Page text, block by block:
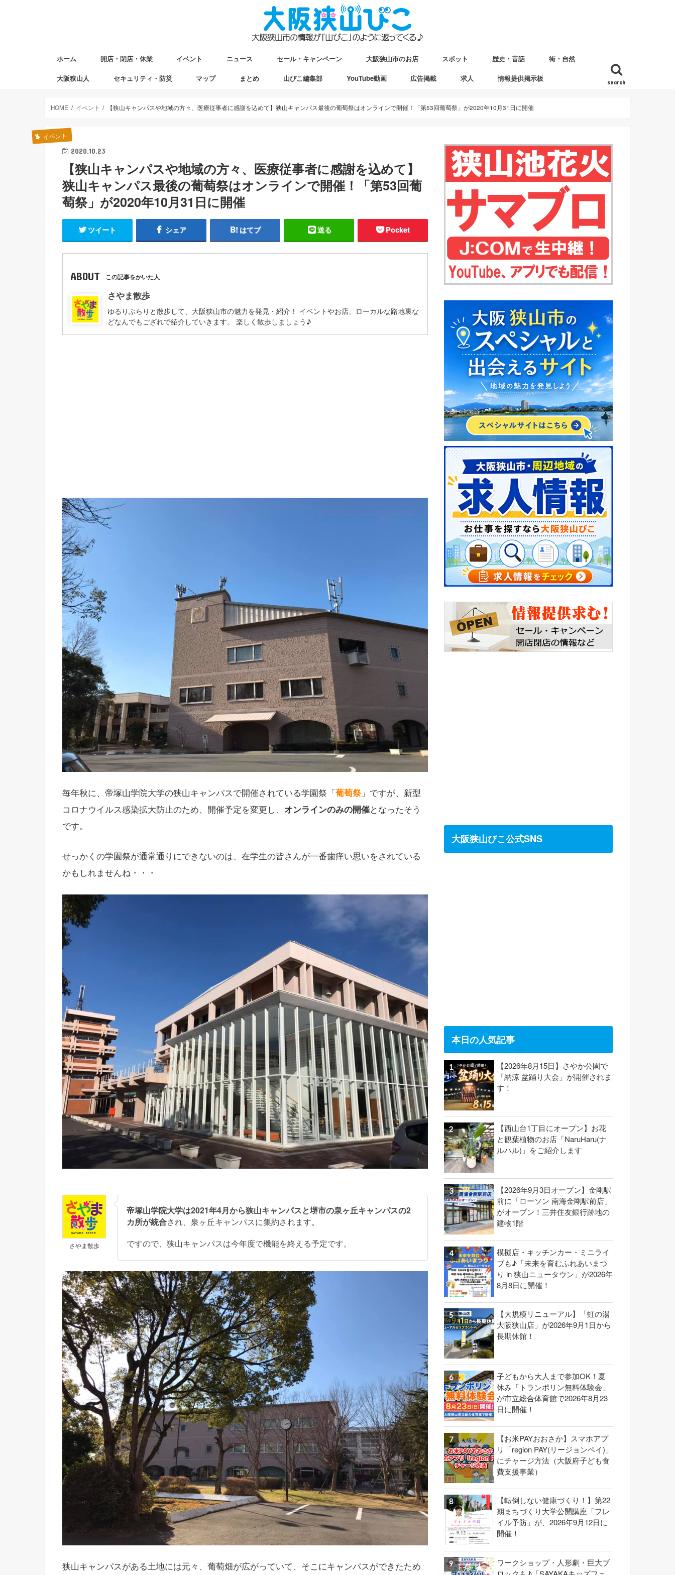
search
ホーム 開店・閉店・休業 イベント ニュース セール・キャンペーン 大阪狭山市のお店 スポット 歴史・昔話 街・自然
大阪狭山人 セキュリティ・防災 マップ まとめ 山びこ編集部 YouTube動画 広告掲載 求人 情報提供掲示板
HOME イベント 【狭山キャンパスや地域の方々、医療従事者に感謝を込めて】狭山キャンパス最後の葡萄祭はオンラインで開催！「第53回葡萄祭」が2020年10月31日に開催
イベント
2020.10.23
【狭山キャンパスや地域の方々、医療従事者に感謝を込めて】
狭山キャンパス最後の葡萄祭はオンラインで開催！「第53回葡
萄祭」が2020年10月31日に開催
ツイート シェア はてブ 送る Pocket
ABOUT この記事をかいた人
さやま散歩
ゆるりぶらりと散歩して、大阪狭山市の魅力を発見・紹介！ イベントやお店、ローカルな路地裏な
どなんでもござれで紹介していきます。 楽しく散歩しましょう♪
毎年秋に、帝塚山学院大学の狭山キャンパスで開催されている学園祭「葡萄祭」ですが、新型
コロナウイルス感染拡大防止のため、開催予定を変更し、 オンラインのみの開催となったそう
です。
せっかくの学園祭が通常通りにできないのは、在学生の皆さんが一番歯痒い思いをされている
かもしれませんね・・・
さやま散歩
帝塚山学院大学は2021年4月から狭山キャンパスと堺市の泉ヶ丘キャンパスの2
カ所が統合され、泉ヶ丘キャンパスに集約されます。
ですので、狭山キャンパスは今年度で機能を終える予定です。
狭山キャンパスがある土地には元々、葡萄畑が広がっていて、そこにキャンパスができたため
大阪狭山びこ公式SNS
本日の人気記事
【2026年8月15日】さやか公園で
「納涼 盆踊り大会」が開催されま
す！
【西山台1丁目にオープン】お花
と観葉植物のお店「NaruHaru(ナ
ルハル)」をご紹介します
【2026年9月3日オープン】金剛駅
前に「ローソン 南海金剛駅前店」
がオープン！三井住友銀行跡地の
建物1階
模擬店・キッチンカー・ミニライ
ブも♪「未来を育むふれあいまつ
り in 狭山ニュータウン」が2026年
8月8日に開催！
【大規模リニューアル】「虹の湯
大阪狭山店」が2026年9月1日から
長期休館！
子どもから大人まで参加OK！夏
休み「トランポリン無料体験会」
が市立総合体育館で2026年8月23
日に開催！
【お米PAYおおさか】スマホアプ
リ「region PAY(リージョンペイ)」
にチャージ方法（大阪府子ども食
費支援事業）
【転倒しない健康づくり！】第22
期まちづくり大学公開講座「フレ
イル予防」が、2026年9月12日に
開催！
ワークショップ・人形劇・巨大ブ